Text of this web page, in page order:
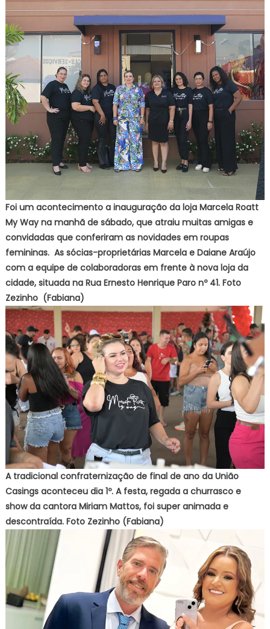
Foi um acontecimento a inauguração da loja Marcela Roatt
My Way na manhã de sábado, que atraiu muitas amigas e
convidadas que conferiram as novidades em roupas
femininas. As sócias-proprietárias Marcela e Daiane Araújo
com a equipe de colaboradoras em frente à nova loja da
cidade, situada na Rua Ernesto Henrique Paro nº 41. Foto
Zezinho (Fabiana)
A tradicional confraternização de final de ano da União
Casings aconteceu dia 1º. A festa, regada a churrasco e
show da cantora Miriam Mattos, foi super animada e
descontraída. Foto Zezinho (Fabiana)